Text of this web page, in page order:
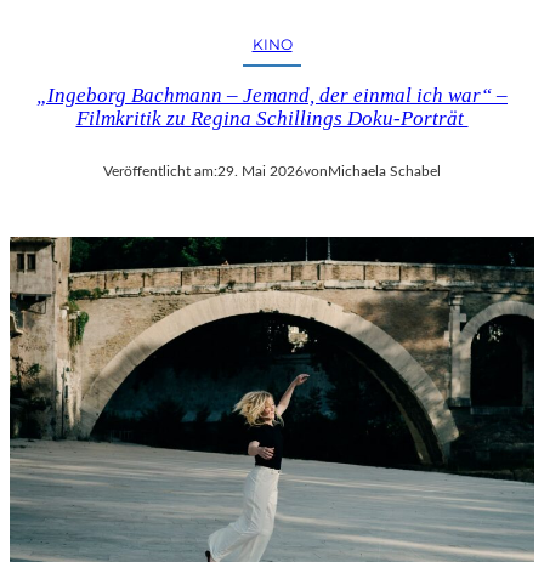
KINO
„Ingeborg Bachmann – Jemand, der einmal ich war“ –
Filmkritik zu Regina Schillings Doku-Porträt
Veröffentlicht am:29. Mai 2026von Michaela Schabel